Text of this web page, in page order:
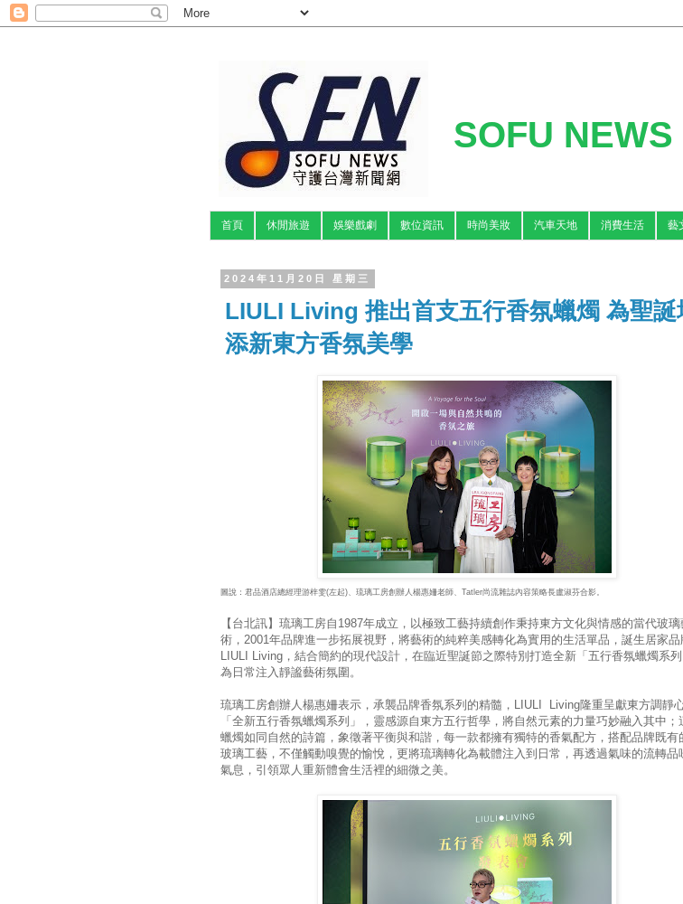
SOFU
首頁 休閒旅遊 娛樂戲劇 數位資訊 時尚美妝 汽車天地 消費生活 藝
2024年11月20日 星期三
LIULI Living 推出首支五行香氛蠟燭 為聖誕
添新東方香氛美學
圖說：君品酒店總經理游梓雯(左起)、琉璃工房創辦人楊惠姍老師、Tatler尚流雜誌內容策略長盧淑芬合影。
【台北訊】琉璃工房自1987年成立，以極致工藝持續創作秉持東方文化與情感的當代玻璃
術，2001年品牌進一步拓展視野，將藝術的純粹美感轉化為實用的生活單品，誕生居家品
LIULI Living，結合簡約的現代設計，在臨近聖誕節之際特別打造全新「五行香氛蠟燭系列
為日常注入靜謐藝術氛圍。
琉璃工房創辦人楊惠姍表示，承襲品牌香氛系列的精髓，LIULI Living隆重呈獻東方調靜
「全新五行香氛蠟燭系列」，靈感源自東方五行哲學，將自然元素的力量巧妙融入其中；
蠟燭如同自然的詩篇，象徵著平衡與和諧，每一款都擁有獨特的香氣配方，搭配品牌既有
玻璃工藝，不僅觸動嗅覺的愉悅，更將琉璃轉化為載體注入到日常，再透過氣味的流轉品
氣息，引領眾人重新體會生活裡的細微之美。